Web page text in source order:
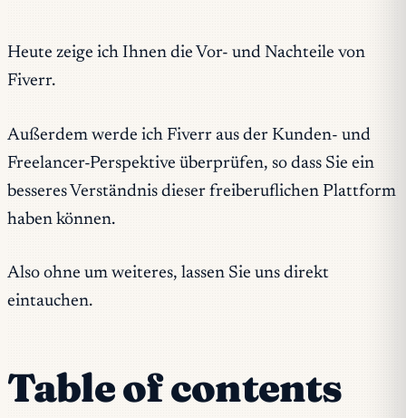
Heute zeige ich Ihnen die Vor- und Nachteile von
Fiverr.
Außerdem werde ich Fiverr aus der Kunden- und
Freelancer-Perspektive überprüfen, so dass Sie ein
besseres Verständnis dieser freiberuflichen Plattform
haben können.
Also ohne um weiteres, lassen Sie uns direkt
eintauchen.
Table of contents